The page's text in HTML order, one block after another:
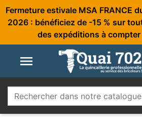
Fermeture estivale MSA FRANCE
2026 : bénéficiez de -15 % sur
des expéditions à
